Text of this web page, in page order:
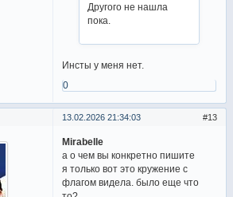
Другого не нашла
пока.
Инсты у меня нет.
0
13
13.02.2026 21:34:03
Mirabelle
а о чем вы конкретно пишите
я только вот это кружение с
флагом видела. было еще что